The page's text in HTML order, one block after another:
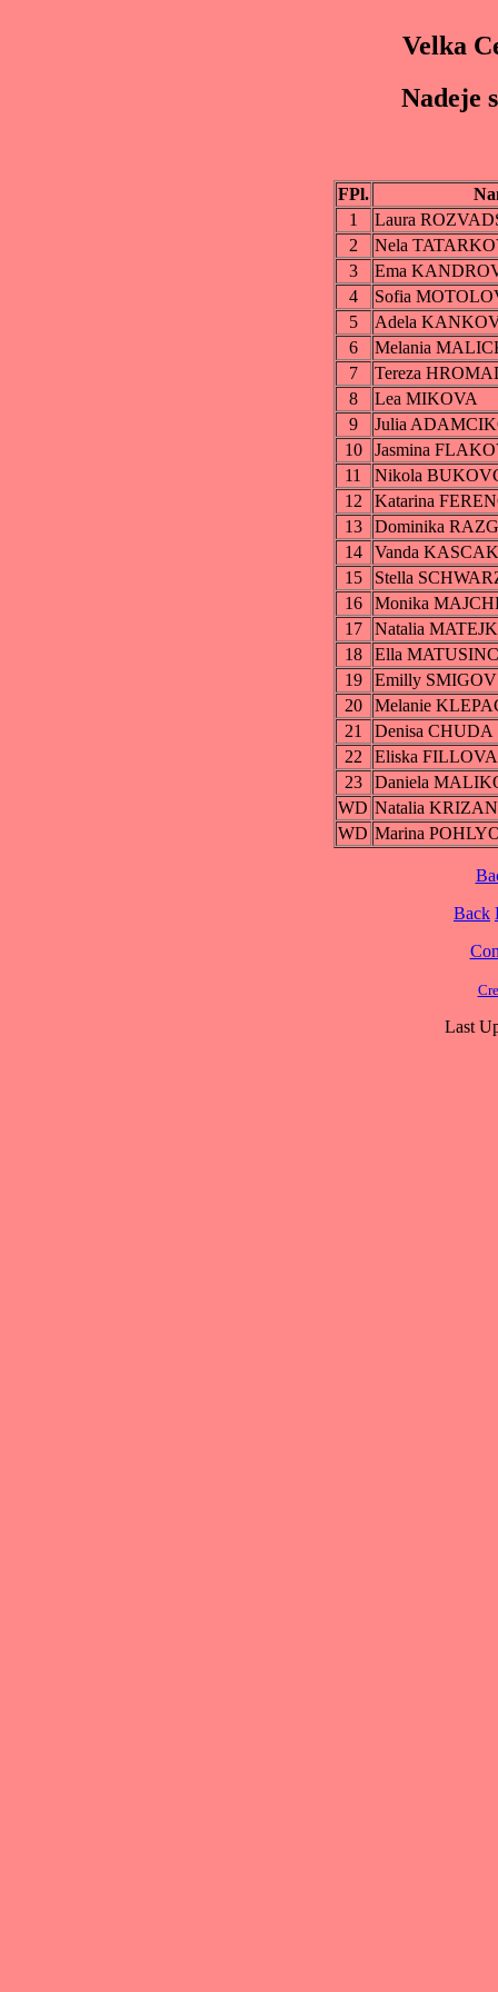
Velka
Nadeje
FPl.
1
Laura
2
Nela
3
Ema
4
Sofia
5
Adela
6
Melania
7
Tereza
8
Lea MIKOVA
9
Julia
10
Jasmina
11
Nikola
12
Katarina
13
Dominika
14
Vanda
15
Stella
16
Monika
17
Natalia
18
Ella
19
Emilly
20
Melanie
21
Denisa CHUDA
22
Eliska FILLOVA
23
Daniela
WD Natalia
WD Marina
Back
Last